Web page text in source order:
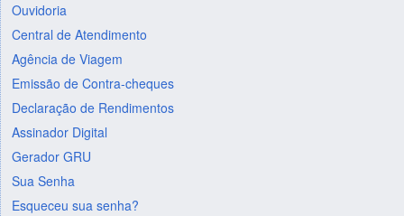
Ouvidoria
Central de Atendimento
Agência de Viagem
Emissão de Contra-cheques
Declaração de Rendimentos
Assinador Digital
Gerador GRU
Sua Senha
Esqueceu sua senha?